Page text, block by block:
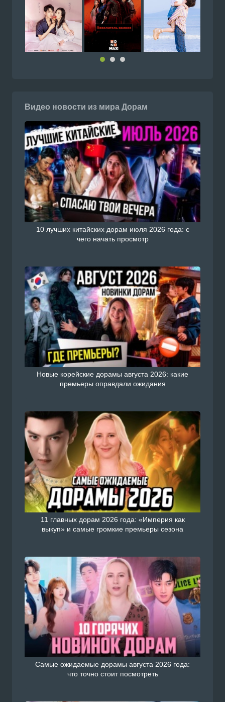
Видео новости из мира Дорам
10 лучших китайских дорам июля 2026 года: с
чего начать просмотр
Новые корейские дорамы августа 2026: какие
премьеры оправдали ожидания
11 главных дорам 2026 года: «Империя как
выкуп» и самые громкие премьеры сезона
Самые ожидаемые дорамы августа 2026 года:
что точно стоит посмотреть